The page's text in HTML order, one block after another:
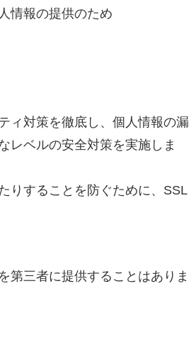
情報の提供のため
ィ対策を徹底し、個人情報の漏
レベルの安全対策を実施しま
りすることを防ぐために、SSL
第三者に提供することはありま